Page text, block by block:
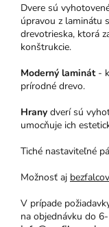
Dvere sú
úpravou z laminátu
drevotrieska, ktorá
konštrukcie.
Moderný laminát -
prírodné drevo.
Hrany dverí sú
umocňuje ich
Tiché nastaviteľné
Možnosť aj
V prípade
na objednávku do